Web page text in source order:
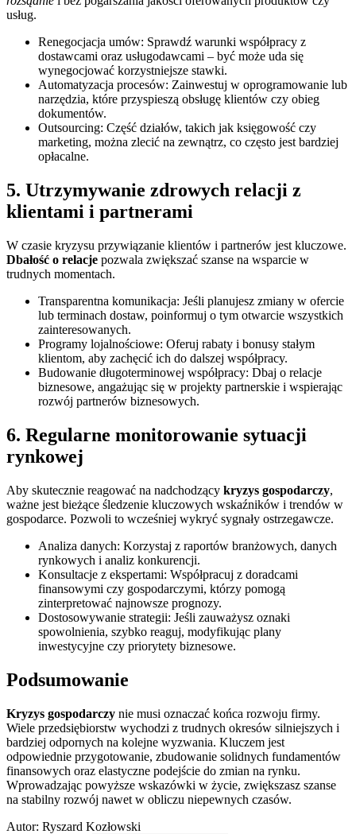
usług.
Renegocjacja umów: Sprawdź warunki współpracy z
dostawcami oraz usługodawcami – być może uda się
wynegocjować korzystniejsze stawki.
Automatyzacja procesów: Zainwestuj w oprogramowanie lub
narzędzia, które przyspieszą obsługę klientów czy obieg
dokumentów.
Outsourcing: Część działów, takich jak księgowość czy
marketing, można zlecić na zewnątrz, co często jest bardziej
opłacalne.
5. Utrzymywanie zdrowych relacji z
klientami i partnerami
W czasie kryzysu przywiązanie klientów i partnerów jest kluczowe.
Dbałość o relacje pozwala zwiększać szanse na wsparcie w
trudnych momentach.
Transparentna komunikacja: Jeśli planujesz zmiany w ofercie
lub terminach dostaw, poinformuj o tym otwarcie wszystkich
zainteresowanych.
Programy lojalnościowe: Oferuj rabaty i bonusy stałym
klientom, aby zachęcić ich do dalszej współpracy.
Budowanie długoterminowej współpracy: Dbaj o relacje
biznesowe, angażując się w projekty partnerskie i wspierając
rozwój partnerów biznesowych.
6. Regularne monitorowanie sytuacji
rynkowej
Aby skutecznie reagować na nadchodzący kryzys gospodarczy,
ważne jest bieżące śledzenie kluczowych wskaźników i trendów w
gospodarce. Pozwoli to wcześniej wykryć sygnały ostrzegawcze.
Analiza danych: Korzystaj z raportów branżowych, danych
rynkowych i analiz konkurencji.
Konsultacje z ekspertami: Współpracuj z doradcami
finansowymi czy gospodarczymi, którzy pomogą
zinterpretować najnowsze prognozy.
Dostosowywanie strategii: Jeśli zauważysz oznaki
spowolnienia, szybko reaguj, modyfikując plany
inwestycyjne czy priorytety biznesowe.
Podsumowanie
Kryzys gospodarczy nie musi oznaczać końca rozwoju firmy.
Wiele przedsiębiorstw wychodzi z trudnych okresów silniejszych i
bardziej odpornych na kolejne wyzwania. Kluczem jest
odpowiednie przygotowanie, zbudowanie solidnych fundamentów
finansowych oraz elastyczne podejście do zmian na rynku.
Wprowadzając powyższe wskazówki w życie, zwiększasz szanse
na stabilny rozwój nawet w obliczu niepewnych czasów.
Autor: Ryszard Kozłowski